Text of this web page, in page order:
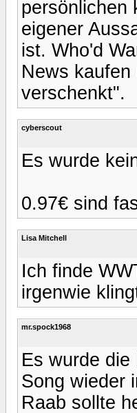
persönlichen
eigener
ist. Who'd
News
verschenkt".
cyberscout
Es wurde
0.97€ sind
Lisa Mitchell
Ich finde
irgenwie
mr.spock1968
Es wurde die
Song wieder
Raab sollte